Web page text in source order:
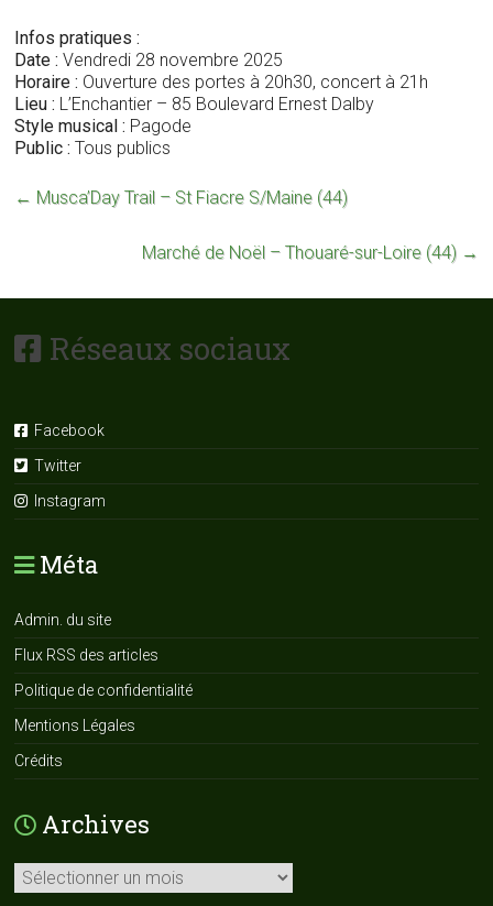
Infos pratiques :
Date : Vendredi 28 novembre 2025
Horaire : Ouverture des portes à 20h30, concert à 21h
Lieu : L’Enchantier – 85 Boulevard Ernest Dalby
Style musical : Pagode
Public : Tous publics
← Musca’Day Trail – St Fiacre S/Maine (44)
Marché de Noël – Thouaré-sur-Loire (44) →
Réseaux sociaux
Facebook
Twitter
Instagram
Méta
Admin. du site
Flux RSS des articles
Politique de confidentialité
Mentions Légales
Crédits
Archives
Archives